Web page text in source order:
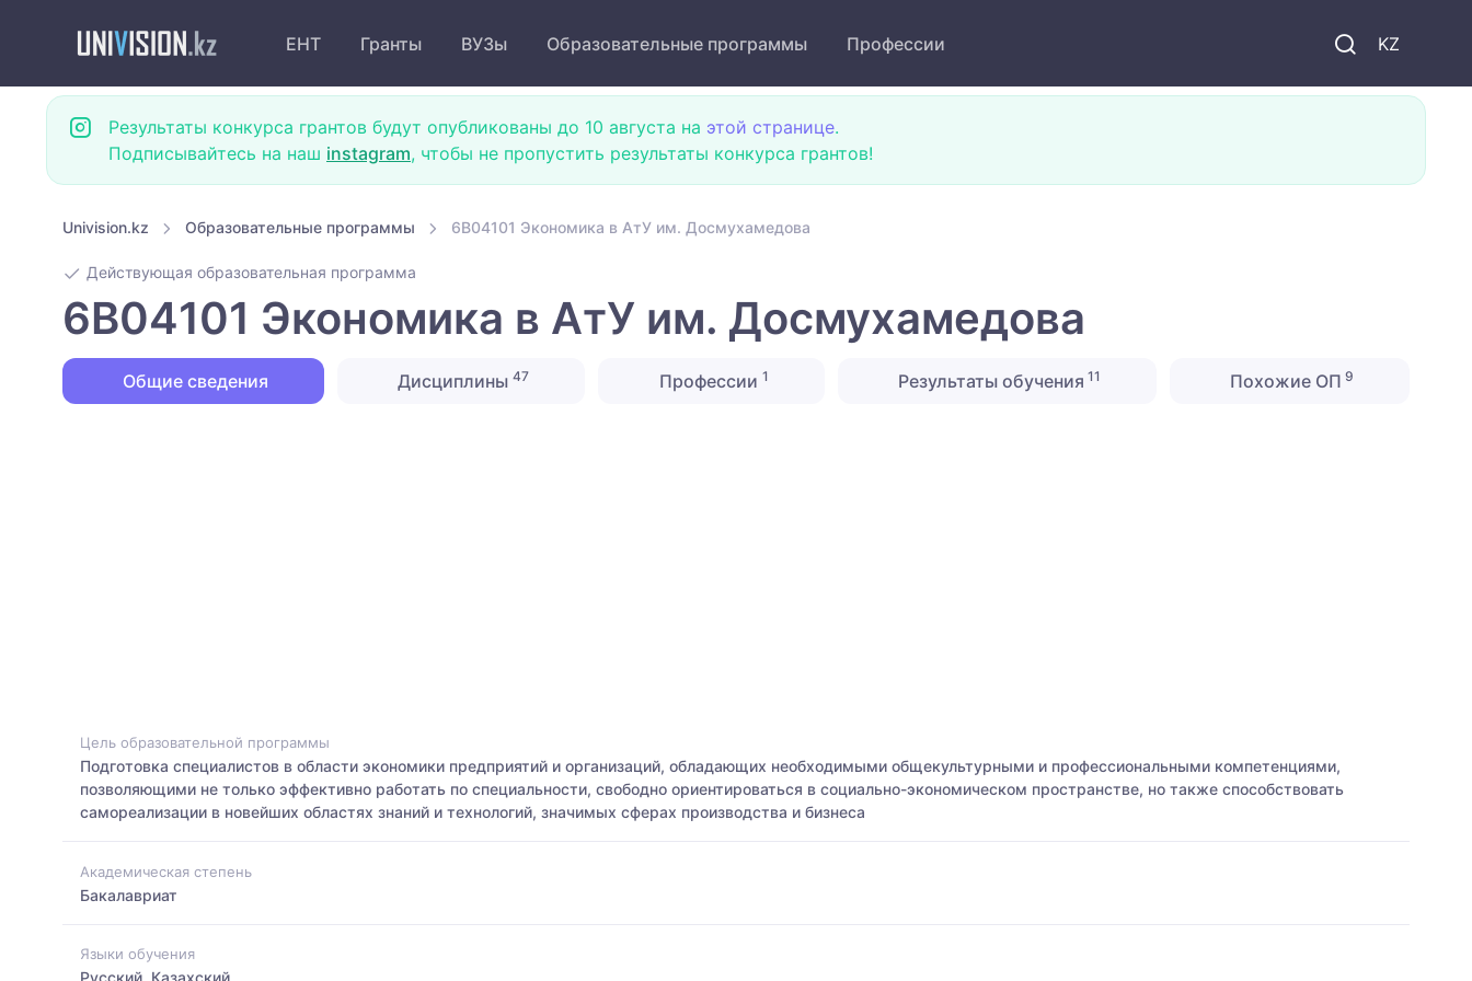
KZ
ЕНТ Гранты ВУЗы Образовательные программы Профессии
Результаты конкурса грантов будут опубликованы до 10 августа на этой странице.
Подписывайтесь на наш instagram, чтобы не пропустить результаты конкурса грантов!
Univision.kz Образовательные программы 6B04101 Экономика в АтУ им. Досмухамедова
Действующая образовательная программа
6B04101 Экономика в АтУ им. Досмухамедова
Общие сведения Дисциплины47 Профессии 1 Результаты обучения 11 Похожие ОП 9
Цель образовательной программы
Подготовка специалистов в области экономики предприятий и организаций, обладающих необходимыми общекультурными и профессиональными компетенциями,
позволяющими не только эффективно работать по специальности, свободно ориентироваться в социально-экономическом пространстве, но также способствовать
самореализации в новейших областях знаний и технологий, значимых сферах производства и бизнеса
Академическая степень
Бакалавриат
Языки обучения
Русский, Казахский